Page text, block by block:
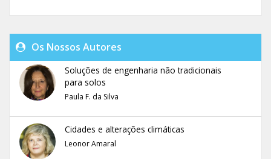
Os Nossos Autores
Soluções de engenharia não tradicionais
para solos
Paula F. da Silva
Cidades e alterações climáticas
Leonor Amaral